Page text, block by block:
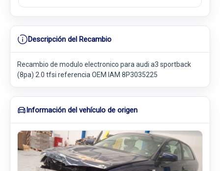
Descripción del Recambio
Recambio de modulo electronico para audi a3 sportback
(8pa) 2.0 tfsi referencia OEM IAM 8P3035225
Información del vehículo de origen